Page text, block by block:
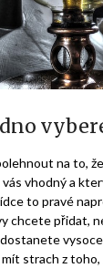
na to,
vhodný a
to pravé
chcete přidat,
strach z toho,